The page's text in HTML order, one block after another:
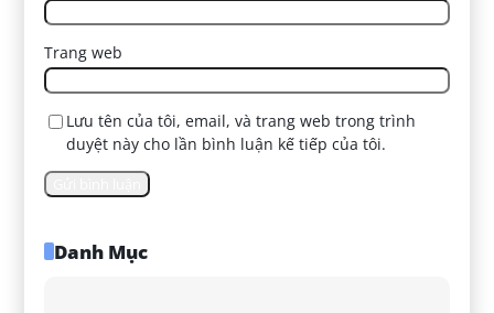
Trang web
Lưu tên của tôi, email, và trang web trong trình
duyệt này cho lần bình luận kế tiếp của tôi.
Danh Mục